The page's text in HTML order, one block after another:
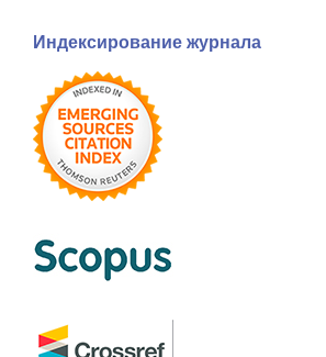
Индексирование журнала